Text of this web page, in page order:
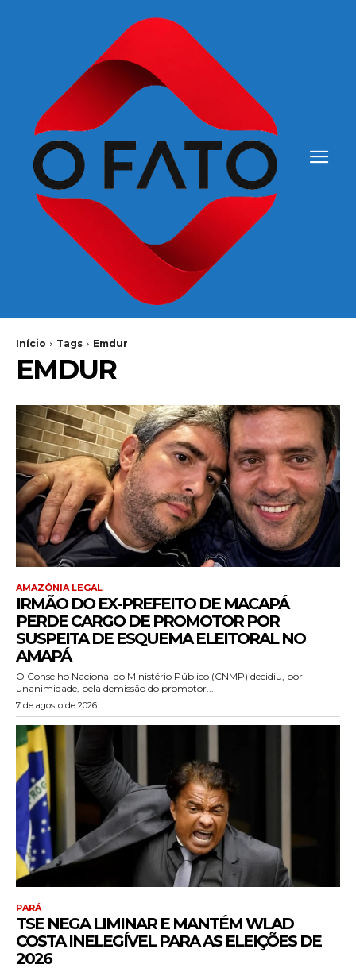
Início Tags Emdur
EMDUR
AMAZÔNIA LEGAL
IRMÃO DO EX-PREFEITO DE MACAPÁ
PERDE CARGO DE PROMOTOR POR
SUSPEITA DE ESQUEMA ELEITORAL NO
AMAPÁ
O Conselho Nacional do Ministério Público (CNMP) decidiu, por
unanimidade, pela demissão do promotor...
7 de agosto de 2026
PARÁ
TSE NEGA LIMINAR E MANTÉM WLAD
COSTA INELEGÍVEL PARA AS ELEIÇÕES DE
2026